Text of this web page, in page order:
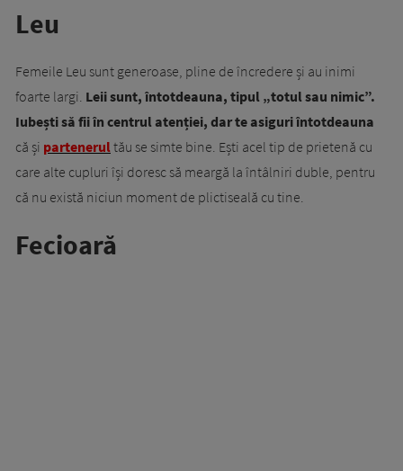
Leu
Femeile Leu sunt generoase, pline de încredere și au inimi
foarte largi. Leii sunt, întotdeauna, tipul „totul sau nimic”.
Iubești să fii în centrul atenției, dar te asiguri întotdeauna
că și partenerultău se simte bine. Ești acel tip de prietenă cu
care alte cupluri își doresc să meargă la întâlniri duble, pentru
că nu există niciun moment de plictiseală cu tine.
Fecioară